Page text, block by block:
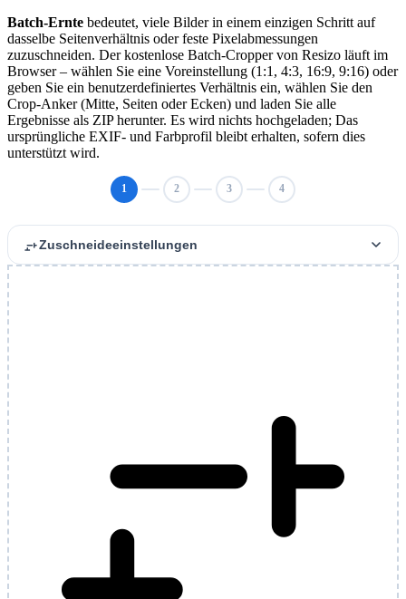
Batch-Ernte bedeutet, viele Bilder in einem einzigen Schritt auf
dasselbe Seitenverhältnis oder feste Pixelabmessungen
zuzuschneiden. Der kostenlose Batch-Cropper von Resizo läuft im
Browser – wählen Sie eine Voreinstellung (1:1, 4:3, 16:9, 9:16) oder
geben Sie ein benutzerdefiniertes Verhältnis ein, wählen Sie den
Crop-Anker (Mitte, Seiten oder Ecken) und laden Sie alle
Ergebnisse als ZIP herunter. Es wird nichts hochgeladen; Das
ursprüngliche EXIF- und Farbprofil bleibt erhalten, sofern dies
unterstützt wird.
1 2 3 4
Zuschneideeinstellungen